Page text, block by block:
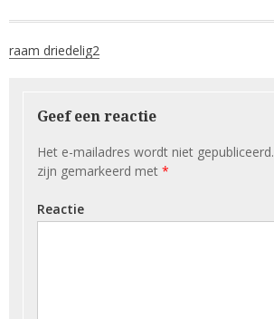
raam driedelig2
Geef een reactie
Het e-mailadres wordt niet gepubliceerd.
zijn gemarkeerd met *
Reactie